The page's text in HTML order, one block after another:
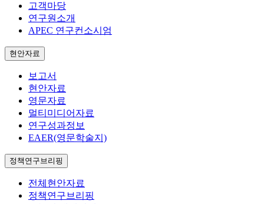
고객마당
연구원소개
APEC 연구컨소시엄
현안자료
보고서
현안자료
영문자료
멀티미디어자료
연구성과정보
EAER(영문학술지)
정책연구브리핑
전체현안자료
정책연구브리핑